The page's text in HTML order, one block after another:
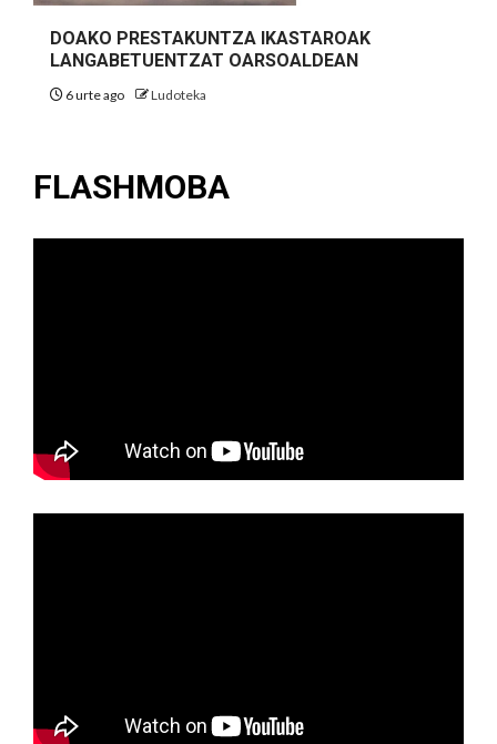
DOAKO PRESTAKUNTZA IKASTAROAK
LANGABETUENTZAT OARSOALDEAN
6 urte ago Ludoteka
FLASHMOBA